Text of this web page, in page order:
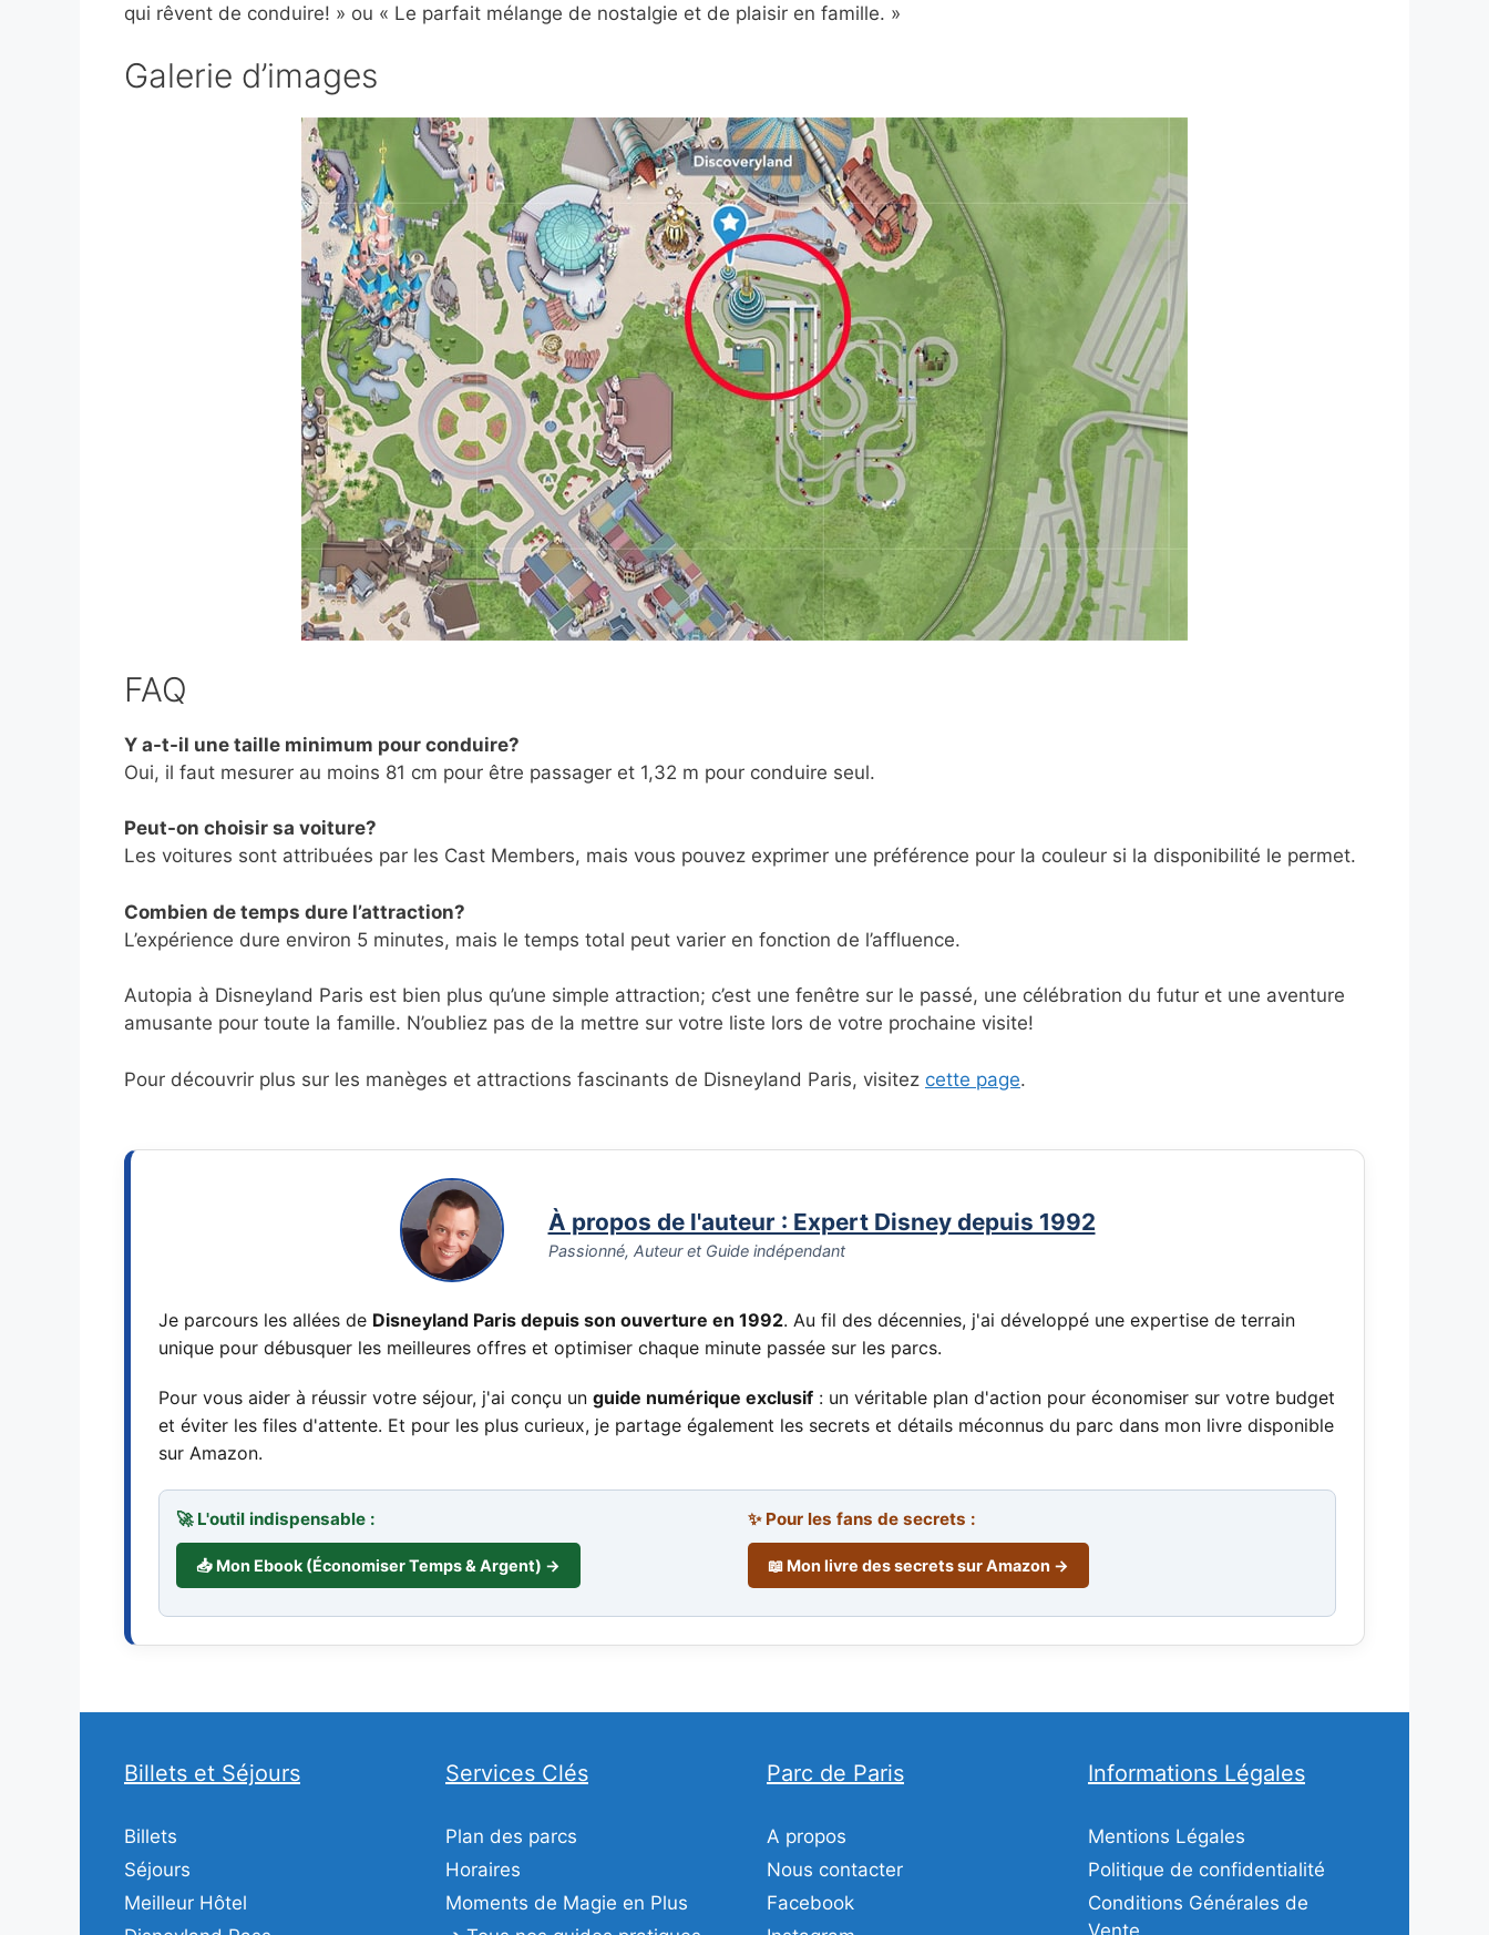
qui rêvent de conduire! » ou « Le parfait mélange de nostalgie et de plaisir en famille. »
Galerie d’images
FAQ
Y a-t-il une taille minimum pour conduire?
Oui, il faut mesurer au moins 81 cm pour être passager et 1,32 m pour conduire seul.
Peut-on choisir sa voiture?
Les voitures sont attribuées par les Cast Members, mais vous pouvez exprimer une préférence pour la couleur si la disponibilité le permet.
Combien de temps dure l’attraction?
L’expérience dure environ 5 minutes, mais le temps total peut varier en fonction de l’affluence.
Autopia à Disneyland Paris est bien plus qu’une simple attraction; c’est une fenêtre sur le passé, une célébration du futur et une aventure
amusante pour toute la famille. N’oubliez pas de la mettre sur votre liste lors de votre prochaine visite!
Pour découvrir plus sur les manèges et attractions fascinants de Disneyland Paris, visitez cette page.
À propos de l'auteur : Expert Disney depuis 1992
Passionné, Auteur et Guide indépendant
Je parcours les allées de Disneyland Paris depuis son ouverture en 1992. Au fil des décennies, j'ai développé une expertise de terrain
unique pour débusquer les meilleures offres et optimiser chaque minute passée sur les parcs.
Pour vous aider à réussir votre séjour, j'ai conçu un guide numérique exclusif : un véritable plan d'action pour économiser sur votre budget
et éviter les files d'attente. Et pour les plus curieux, je partage également les secrets et détails méconnus du parc dans mon livre disponible
sur Amazon.
🚀 L'outil indispensable :
📥 Mon Ebook (Économiser Temps & Argent) →
✨ Pour les fans de secrets :
📖 Mon livre des secrets sur Amazon →
Billets et Séjours
Billets
Séjours
Meilleur Hôtel
Services Clés
Plan des parcs
Horaires
Moments de Magie en Plus
Parc de Paris
A propos
Nous contacter
Facebook
Informations Légales
Mentions Légales
Politique de confidentialité
Conditions Générales de
Vente